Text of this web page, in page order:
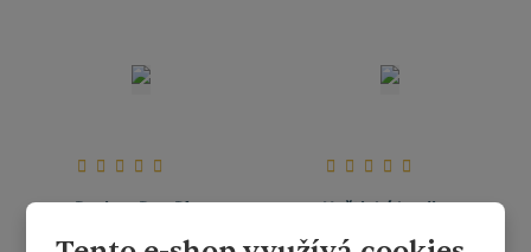
Desimo Duo Plus
Hoštické hnojivo